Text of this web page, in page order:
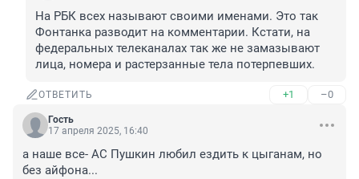
На РБК всех называют своими именами. Это так
Фонтанка разводит на комментарии. Кстати, на
федеральных телеканалах так же не замазывают
лица, номера и растерзанные тела потерпевших.
ОТВЕТИТЬ +1 –0
Гость
17 апреля 2025, 16:40
а наше все- АС Пушкин любил ездить к цыганам, но
без айфона...